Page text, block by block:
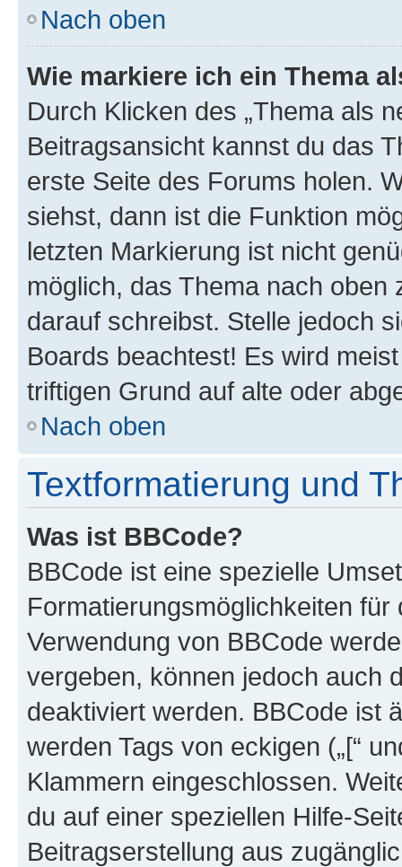
Nach oben
Wie markiere ich ein Thema
Durch Klicken des „Thema als
Beitragsansicht kannst du das
erste Seite des Forums holen.
siehst, dann ist die Funktion
letzten Markierung ist nicht
möglich, das Thema nach oben
darauf schreibst. Stelle jedoch
Boards beachtest! Es wird
triftigen Grund auf alte oder
Nach oben
Textformatierung und
Was ist BBCode?
BBCode ist eine spezielle
Formatierungsmöglichkeiten
Verwendung von BBCode
vergeben, können jedoch auch
deaktiviert werden. BBCode ist
werden Tags von eckigen („[“
Klammern eingeschlossen.
du auf einer speziellen Hilfe-
Beitragserstellung aus